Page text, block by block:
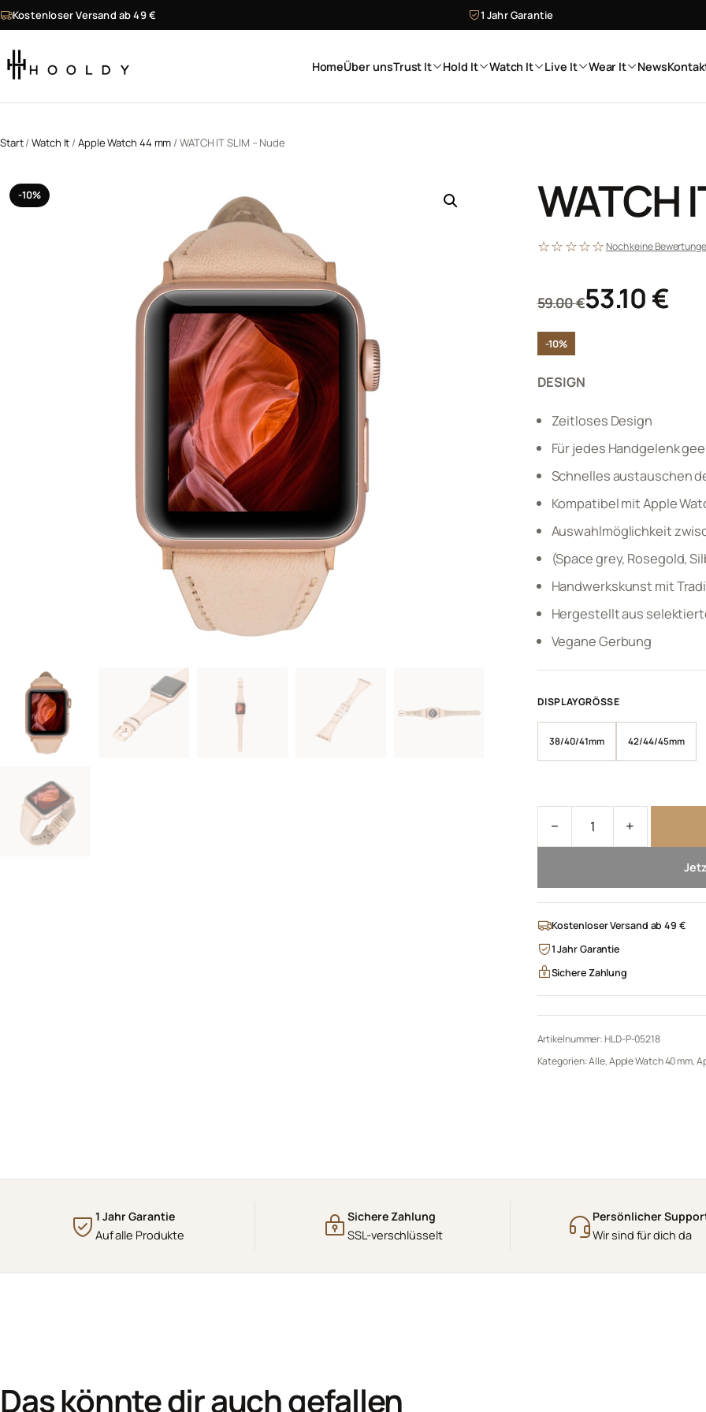
Zum Inhalt springen
Kostenloser Versand ab 49 € 1 Jahr Garantie
HomeÜber unsTrust It Hold It Watch It Live It Wear It News
Start/Watch It /Apple Watch 44 mm / WATCH IT SLIM – Nude
-10% WATCH
☆☆☆☆☆Noch keine
59.00€53.10€
Aktueller
-10%
DESIGN
Zeitloses Design
Für jedes Handgelenk
Schnelles austauschen
Kompatibel mit Apple
Auswahlmöglichkeit
(Space grey, Rosegold,
Handwerkskunst mit
Hergestellt aus
Vegane Gerbung
DISPLAYGRÖSSE
38/40/41mm 42/44/45mm
− +
Kostenloser Versand ab 49 €
1 Jahr Garantie
Sichere Zahlung
Artikelnummer:HLD-P-05218
Kategorien:Alle,Apple Watch 40 mm,
1 Jahr Garantie
Auf alle Produkte
Sichere Zahlung
SSL-verschlüsselt
Persönlicher
Wir sind für dich da
Das könnte dir auch gefallen